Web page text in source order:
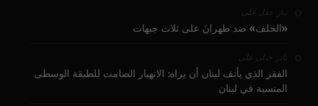
بيار عقل على
«الحلف» ضد طهرانَ على ثلاث جبهات
نادر جبلي على
الفقر الذي يأنف لبنان أن يراه: الانهيار الصامت للطبقة الوسطى
المنسية في لبنان